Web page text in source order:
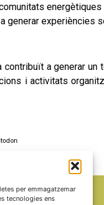
per emmagatzemar
tecnologies ens
generar
a generar
i activitats